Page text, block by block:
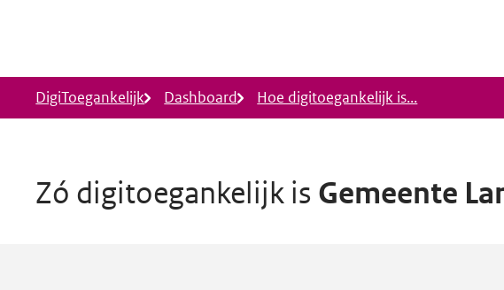
DigiToegankelijk Dashboard Hoe digitoegankelijk is...
Zó digitoegankelijk is Gemeente